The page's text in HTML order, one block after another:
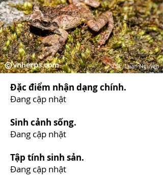
Đặc điểm nhận dạng chính.
Đang cập nhật
Sinh cảnh sống.
Đang cập nhật
Tập tính sinh sản.
Đang cập nhật